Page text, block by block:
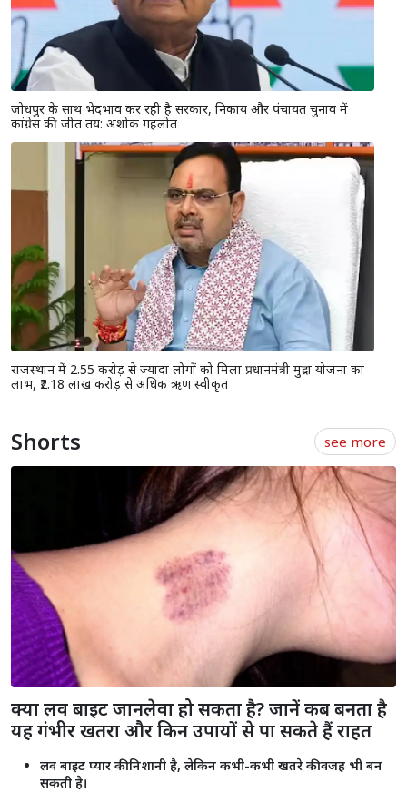
जोधपुर के साथ भेदभाव कर रही है सरकार, निकाय और पंचायत चुनाव में
कांग्रेस की जीत तय: अशोक गहलोत
राजस्थान में 2.55 करोड़ से ज्यादा लोगों को मिला प्रधानमंत्री मुद्रा योजना का
लाभ, ₹2.18 लाख करोड़ से अधिक ऋण स्वीकृत
Shorts see more
क्या लव बाइट जानलेवा हो सकता है? जानें कब बनता है
यह गंभीर खतरा और किन उपायों से पा सकते हैं राहत
लव बाइट प्यार की निशानी है, लेकिन कभी-कभी खतरे की वजह भी बन
सकती है।